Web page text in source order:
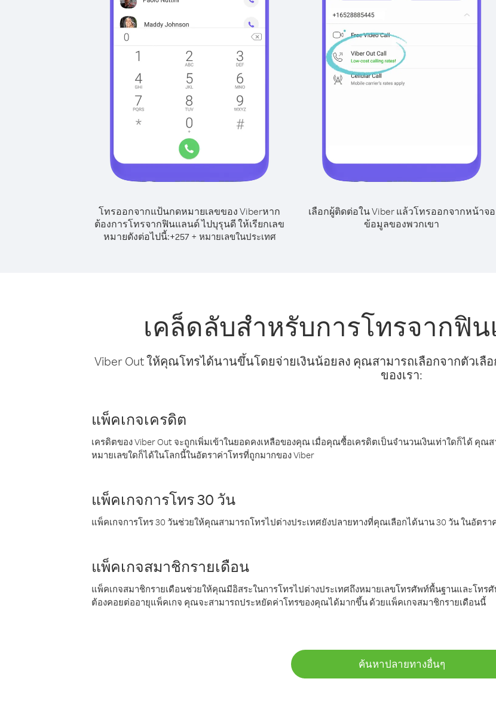
โทรออกจากแป้นกดหมายเลขของ Viberหาก
ต้องการโทรจากฟินแลนด์ ไปบุรุนดี ให้เรียกเลข
หมายดังต่อไปนี้:+257+ หมายเลขในประเทศ
เลือกผู้ติดต่อใน Viber แล้วโทรออกจากหน้าจอ
ข้อมูลของพวกเขา
เคล็ดลับสำหรับการโทรจากฟิ
Viber Out ให้คุณโทรได้นานขึ้นโดยจ่ายเงินน้อยลง คุณสามารถเลือกจากตัวเ
ของเรา:
แพ็คเกจเครดิต
เครดิตของ Viber Out จะถูกเพิ่มเข้าในยอดคงเหลือของคุณ เมื่อคุณซื้อเครดิตเป็นจำนวนเงินเท่าใดก็ได้ คุณ
หมายเลขใดก็ได้ในโลกนี้ในอัตราค่าโทรที่ถูกมากของ Viber
แพ็คเกจการโทร 30 วัน
แพ็คเกจการโทร 30 วันช่วยให้คุณสามารถโทรไปต่างประเทศยังปลายทางที่คุณเลือกได้นาน 30 วัน ในอัตรา
แพ็คเกจสมาชิกรายเดือน
แพ็คเกจสมาชิกรายเดือนช่วยให้คุณมีอิสระในการโทรไปต่างประเทศถึงหมายเลขโทรศัพท์พื้นฐานและโท
ต้องคอยต่ออายุแพ็คเกจ คุณจะสามารถประหยัดค่าโทรของคุณได้มากขึ้น ด้วยแพ็คเกจสมาชิกรายเดือนนี้
ค้นหาปลายทางอื่นๆ